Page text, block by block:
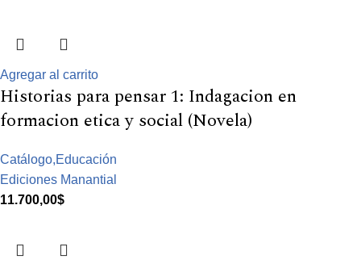
Agregar al carrito
Historias para pensar 1: Indagacion en
formacion etica y social (Novela)
Catálogo,Educación
Ediciones Manantial
11.700,00$